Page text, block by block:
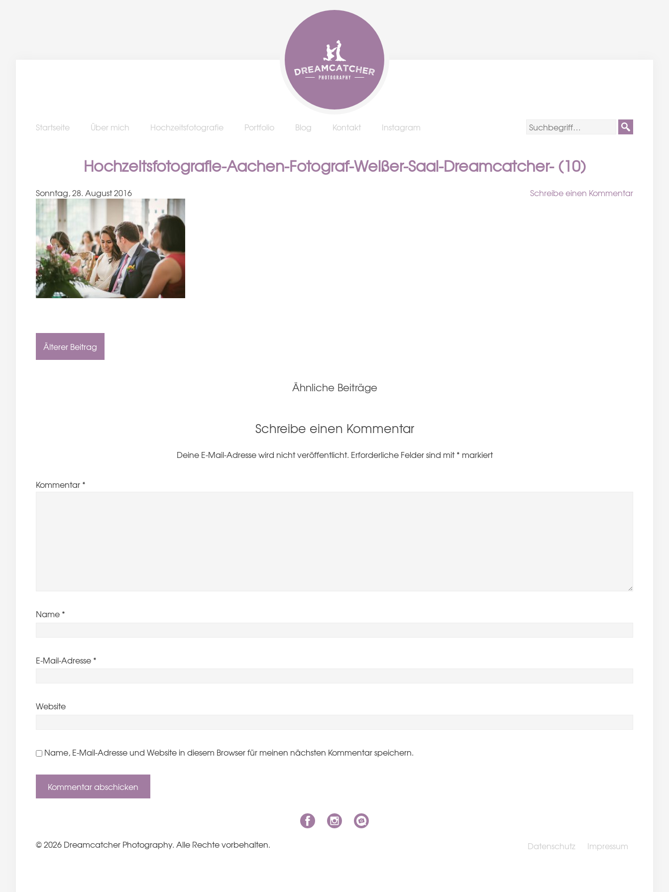
Startseite Über mich Hochzeitsfotografie Portfolio Blog Kontakt Instagram
Hochzeitsfotografie-Aachen-Fotograf-Weißer-Saal-Dreamcatcher- (10)
Sonntag, 28. August 2016 Schreibe einen Kommentar
Älterer Beitrag
Ähnliche Beiträge
Schreibe einen Kommentar
Deine E-Mail-Adresse wird nicht veröffentlicht. Erforderliche Felder sind mit* markiert
Kommentar *
Name *
E-Mail-Adresse *
Website
Name, E-Mail-Adresse und Website in diesem Browser für meinen nächsten Kommentar speichern.
© 2026 Dreamcatcher Photography. Alle Rechte vorbehalten. Datenschutz Impressum